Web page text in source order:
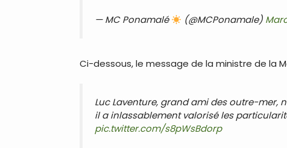
— MC Ponamalé (@MCPonamale)
Ci-dessous, le message de la ministre de la
Luc Laventure, grand ami des outre-
il a inlassablement valorisé les
pic.twitter.com/s8pWsBdorp